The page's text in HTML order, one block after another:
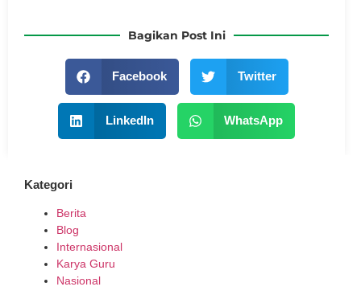
Bagikan Post Ini
Facebook Twitter
LinkedIn WhatsApp
Kategori
Berita
Blog
Internasional
Karya Guru
Nasional